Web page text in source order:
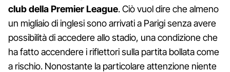
club della Premier League. Ciò vuol dire che almeno
un migliaio di inglesi sono arrivati a Parigi senza avere
possibilità di accedere allo stadio, una condizione che
ha fatto accendere i riflettori sulla partita bollata come
a rischio. Nonostante la particolare attenzione niente